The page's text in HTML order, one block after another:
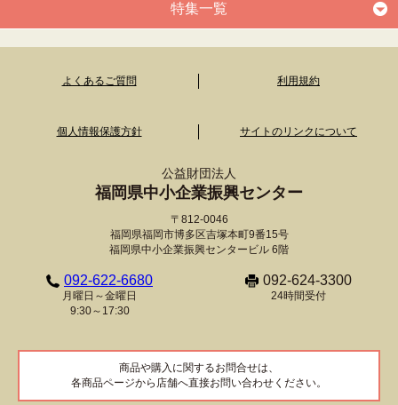
特集一覧
よくあるご質問 利用規約
個人情報保護方針 サイトのリンクについて
公益財団法人
福岡県中小企業振興センター
〒812-0046
福岡県福岡市博多区吉塚本町9番15号
福岡県中小企業振興センタービル 6階
092-622-6680
月曜日～金曜日
9:30～17:30
092-624-3300
24時間受付
商品や購入に関するお問合せは、
各商品ページから店舗へ直接お問い合わせください。